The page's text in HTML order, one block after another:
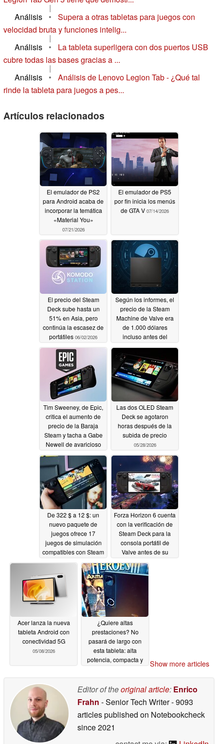
|
Análisis
•
Supera a otras tabletas para juegos con
velocidad bruta y funciones intelig...
|
Análisis
•
La tableta superligera con dos puertos USB
cubre todas las bases gracias a ...
|
Análisis
•
Análisis de Lenovo Legion Tab - ¿Qué tal
rinde la tableta para juegos a pes...
Artículos relacionados
El emulador de PS2
para Android acaba de
incorporar la temática
«Material You»
07/21/2026
El emulador de PS5
por fin inicia los menús
de GTA V 07/14/2026
El precio del Steam
Deck sube hasta un
51% en Asia, pero
continúa la escasez de
portátiles 06/02/2026
Según los informes, el
precio de la Steam
Machine de Valve era
de 1.000 dólares
incluso antes del
lanzamiento
Tim Sweeney, de Epic,
critica el aumento de
precio de la Baraja
Steam y tacha a Gabe
Newell de avaricioso
05/29/2026
Las dos OLED Steam
Deck se agotaron
horas después de la
subida de precio
05/28/2026
De 322 $ a 12 $: un
nuevo paquete de
juegos ofrece 17
juegos de simulación
compatibles con Steam
05/22/2026
Forza Horizon 6 cuenta
con la verificación de
Steam Deck para la
consola portátil de
Valve antes de su
05/13/2026
Acer lanza la nueva
tableta Android con
conectividad 5G
05/08/2026
¿Quiere altas
prestaciones? No
pasará de largo con
esta tableta: alta
potencia, compacta y
memoria05/06/2026
Show more articles
Editor of theoriginal article: Enrico
Frahn - Senior Tech Writer- 9093
articles published on Notebookcheck
since 2021